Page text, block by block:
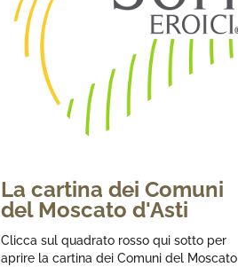
La cartina dei Comuni
del Moscato d'Asti
Clicca sul quadrato rosso qui sotto per
aprire la cartina dei Comuni del Moscato